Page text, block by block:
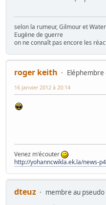
selon la rumeur, Gilmour et
Eugène de guerre
on ne connaît pas encore les
roger keith
16 Janvier 2012 à 20:14
Venez m'écouter
http://yohanncwikla.ek.la/news-
dteuz
membre au